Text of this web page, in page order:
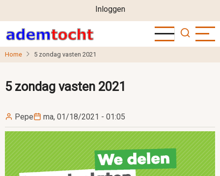
naar
de
inhoud
User
account
menu
Inloggen
Home 5 zondag vasten 2021
5 zondag vasten 2021
Pepe ma, 01/18/2021 - 01:05
Image